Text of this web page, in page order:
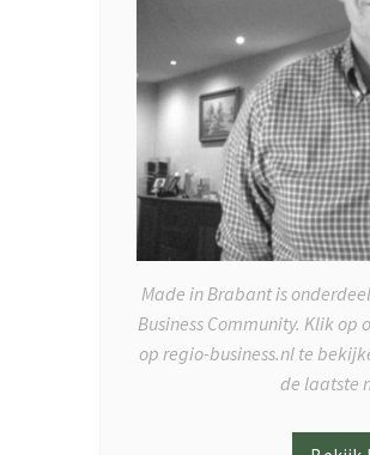
Made in Brabant is
Business Community. Klik
op regio-business.nl te
de laatste